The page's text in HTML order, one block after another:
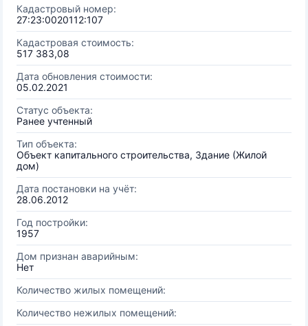
Кадастровый номер:
27:23:0020112:107
Кадастровая стоимость:
517 383,08
Дата обновления стоимости:
05.02.2021
Статус объекта:
Ранее учтенный
Тип объекта:
Объект капитального строительства, Здание (Жилой
дом)
Дата постановки на учёт:
28.06.2012
Год постройки:
1957
Дом признан аварийным:
Нет
Количество жилых помещений:
Количество нежилых помещений: